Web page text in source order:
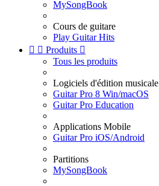
MySongBook
Cours de guitare
Play Guitar Hits
  Produits 
Tous les produits
Logiciels d'édition musicale
Guitar Pro 8 Win/macOS
Guitar Pro Education
Applications Mobile
Guitar Pro iOS/Android
Partitions
MySongBook